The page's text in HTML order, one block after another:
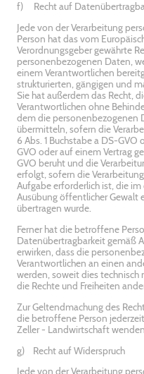
f) Recht auf
Jede von der Verarbeitung
Person hat das vom
Verordnungsgeber gewährte
personenbezogenen Daten,
einem Verantwortlichen
strukturierten, gängigen und
Sie hat außerdem das Recht,
Verantwortlichen ohne
dem die personenbezogenen
übermitteln, sofern die
6 Abs. 1 Buchstabe a DS-GVO
GVO oder auf einem Vertrag
GVO beruht und die
erfolgt, sofern die
Aufgabe erforderlich ist, die
Ausübung öffentlicher Gewalt
übertragen wurde.
Ferner hat die betroffene
Datenübertragbarkeit gemäß
erwirken, dass die
Verantwortlichen an einen
werden, soweit dies
die Rechte und Freiheiten
Zur Geltendmachung des
die betroffene Person
Zeller - Landwirtschaft wenden.
g) Recht auf Widerspruch
Jede von der Verarbeitung